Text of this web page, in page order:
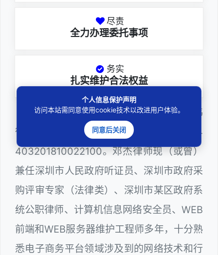
尽责
全力办理委托事项
务实
扎实维护合法权益
邓杰律师，法律硕士，执业于北京市炜
衡（深圳）律师事务所，律师执业证号为14
403201810022100。邓杰律师现（或曾）
兼任深圳市人民政府听证员、深圳市政府采
购评审专家（法律类）、深圳市某区政府系
统公职律师、计算机信息网络安全员、WEB
前端和WEB服务器维护工程师多年，十分熟
悉电子商务平台领域涉及到的网络技术和行
个人信息保护声明
访问本站需同意使用cookie技术以改进用户体验。
同意后关闭